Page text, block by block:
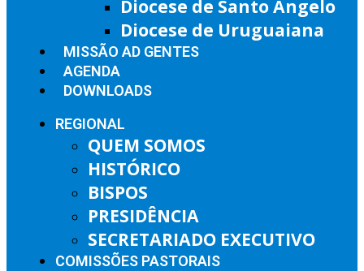
Diocese de Santo Ângelo
Diocese de Uruguaiana
MISSÃO AD GENTES
AGENDA
DOWNLOADS
REGIONAL
QUEM SOMOS
HISTÓRICO
BISPOS
PRESIDÊNCIA
SECRETARIADO EXECUTIVO
COMISSÕES PASTORAIS